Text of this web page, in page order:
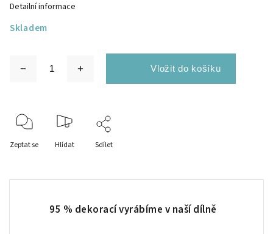
Skladem
Detailní informace
Zeptat se Hlídat Sdílet
95 % dekorací vyrábíme v naší dílně